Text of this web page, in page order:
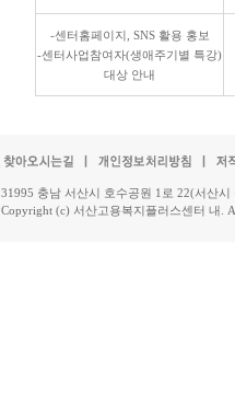
-센터홈페이지, SNS 활용 홍보
-센터사업참여자(생애주기별 특강)
대상 안내
31995 충남 서산시 호수공원 1로 22(서산
Copyright (c) 서산고용복지플러스센터 내.